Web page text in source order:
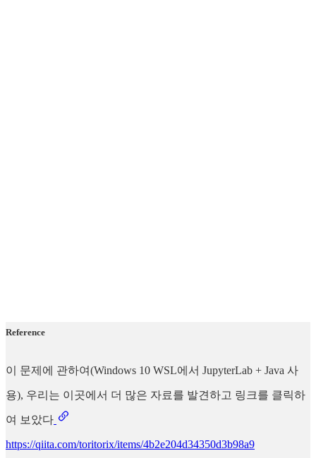
Reference
이 문제에 관하여(Windows 10 WSL에서 JupyterLab + Java 사
용), 우리는 이곳에서 더 많은 자료를 발견하고 링크를 클릭하
여 보았다
https://qiita.com/toritorix/items/4b2e204d34350d3b98a9